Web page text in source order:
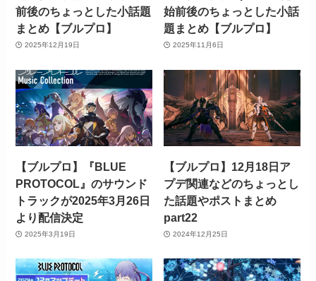
前後のちょっとした小話題
まとめ【ブルプロ】
2025年12月19日
始前後のちょっとした小話
題まとめ【ブルプロ】
2025年11月6日
【ブルプロ】『BLUE
PROTOCOL』のサウンド
トラックが2025年3月26日
より配信決定
2025年3月19日
【ブルプロ】12月18日ア
プデ関連などのちょっとし
た話題やポストまとめ
part22
2024年12月25日